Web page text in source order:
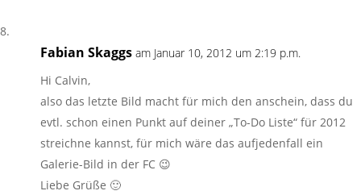
Fabian Skaggs am Januar 10, 2012 um 2:19 p.m.
Hi Calvin,
also das letzte Bild macht für mich den anschein, dass du
evtl. schon einen Punkt auf deiner „To-Do Liste“ für 2012
streichne kannst, für mich wäre das aufjedenfall ein
Galerie-Bild in der FC 😉
Liebe Grüße 🙂